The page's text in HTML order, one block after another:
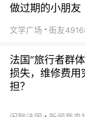
做过期的小朋友
文学广场
法国“旅行者群
损失，维修费用
担？